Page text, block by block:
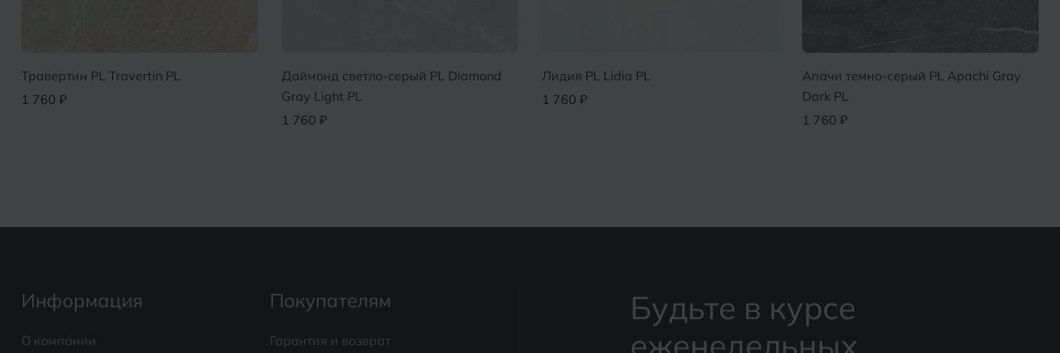
Травертин PL Travertin PL
1 760 ₽
Даймонд светло-серый PL Diamond
Gray Light PL
1 760 ₽
Лидия PL Lidia PL
1 760 ₽
Апачи темно-серый PL Apachi Gray
Dark PL
1 760 ₽
Информация
О компании
Покупателям
Гарантия и возврат
Будьте в курсе
еженедельных